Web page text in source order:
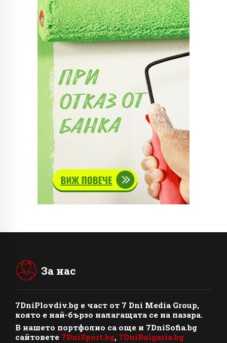
За нас
7DniPlovdiv.bg e част от 7 Dni Media Group,
която е най-бързо налагащата се на пазара.
В нашето портфолио са още и 7DniSofia.bg
сайтовете 7DniSport.bg, 7DniBulgaria.bg